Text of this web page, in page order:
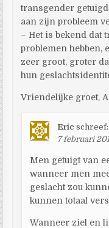
transgender
aan zijn probleem
– Het is bekend dat
problemen hebben,
zeer groot, groter
hun
Vriendelijke groet,
Eric schreef:
7 februari
Men getuigt van
wanneer men
geslacht zou
kunnen totaal
Wanneer ziel en